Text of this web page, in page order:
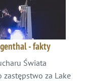
- fakty
Świata
za Lake